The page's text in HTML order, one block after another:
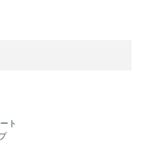
ト